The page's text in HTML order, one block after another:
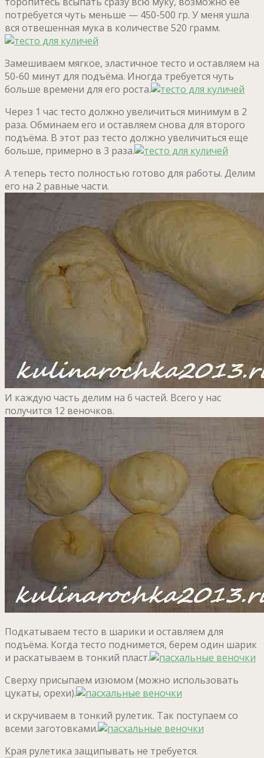
потребуется чуть меньше — 450-500 гр. У меня ушла
вся отвешенная мука в количестве 520 грамм.
Замешиваем мягкое, эластичное тесто и оставляем на
50-60 минут для подъёма. Иногда требуется чуть
больше времени для его роста.
Через 1 час тесто должно увеличиться минимум в 2
раза. Обминаем его и оставляем снова для второго
подъёма. В этот раз тесто должно увеличиться еще
больше, примерно в 3 раза.
А теперь тесто полностью готово для работы. Делим
его на 2 равные части.
И каждую часть делим на 6 частей. Всего у нас
получится 12 веночков.
Подкатываем тесто в шарики и оставляем для
подъёма. Когда тесто поднимется, берем один шарик
и раскатываем в тонкий пласт.
Сверху присыпаем изюмом (можно использовать
цукаты, орехи).
и скручиваем в тонкий рулетик. Так поступаем со
всеми заготовками.
Края рулетика защипывать не требуется.